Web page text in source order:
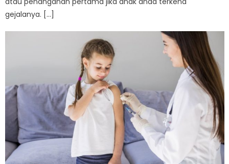
gejalanya. […]